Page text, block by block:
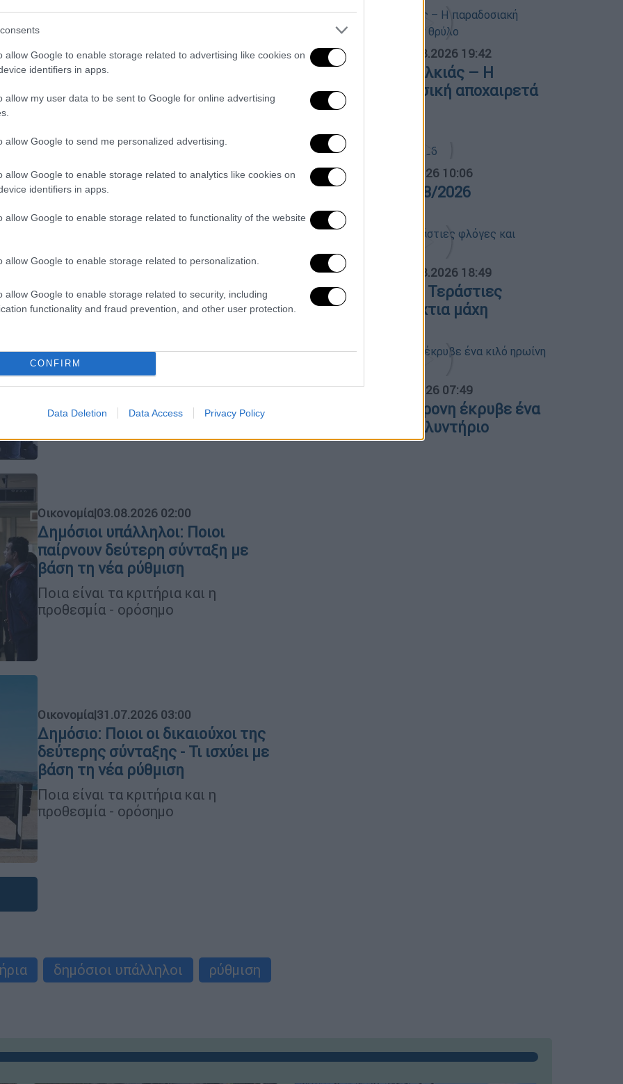
allow Google to enable storage related to advertising like cookies on
identifiers in apps.
allow my user data to be sent to Google for online advertising
allow Google to send me personalized advertising.
allow Google to enable storage related to analytics like cookies on
identifiers in apps.
allow Google to enable storage related to functionality of the website
allow Google to enable storage related to personalization.
allow Google to enable storage related to security, including
functionality and fraud prevention, and other user protection.
CONFIRM
Data Deletion Data Access Privacy Policy
Ελλάδα 04.08.2026 18:13
τον νεκρό πατέρα του για να
Ο πατέρας του είχε να δώσει σημεία
χρονικό της φρίκης
Ιστορία φρίκης: Κράτησε τη νεκρή
από τη σύνταξή της
Μετά τον θάνατό της αγόρασε έναν
εκεί τη σορό της, μέσα στο σαλόνι
Οικονομία|03.08.2026 02:00
Δημόσιοι υπάλληλοι: Ποιοι
παίρνουν δεύτερη σύνταξη με
βάση τη νέα ρύθμιση
Ποια είναι τα κριτήρια και η
προθεσμία - ορόσημο
Οικονομία|31.07.2026 03:00
Δημόσιο: Ποιοι οι δικαιούχοι της
δεύτερης σύνταξης - Τι ισχύει με
βάση τη νέα ρύθμιση
Ποια είναι τα κριτήρια και η
προθεσμία - ορόσημο
δημόσιοι υπάλληλοι
ρύθμιση
ΑΠΟΣΠΑΣΜΑΤΑ... 06.08.2026 19:42
Έφυγε ο Λάκης Χαλκιάς – Η
παραδοσιακή μουσική αποχαιρετά
έναν θρύλο
Ώρα Ελλάδος... 06.08.2026 10:06
Ώρα Ελλάδος 06/08/2026
ΑΠΟΣΠΑΣΜΑΤΑ... 06.08.2026 18:49
Φωτιά στη Σκύρο: Τεράστιες
φλόγες και ολονύχτια μάχη
Ώρα Ελλάδος... 07.08.2026 07:49
Θεσσαλονίκη: 46χρονη έκρυβε ένα
κιλό ηρωίνη στο πλυντήριο